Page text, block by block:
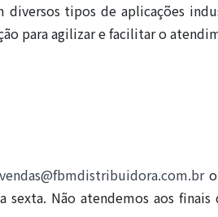
tipos de aplicações
para agilizar e facilitar o
vendas@fbmdistribuidora.com.br
Não atendemos aos finais